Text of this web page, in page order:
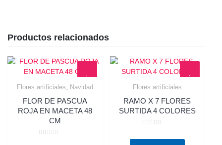
Productos relacionados
Flores artificiales, Navidad
FLOR DE PASCUA
ROJA EN MACETA 48
CM
Flores artificiales
RAMO X 7 FLORES
SURTIDA 4 COLORES